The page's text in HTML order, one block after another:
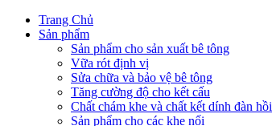
Trang Chủ
Sản phẩm
Sản phẩm cho sản xuất bê tông
Vữa rót định vị
Sửa chữa và bảo vệ bê tông
Tăng cường độ cho kết cấu
Chất chám khe và chất kết dính đàn hồi
Sản phẩm cho các khe nối